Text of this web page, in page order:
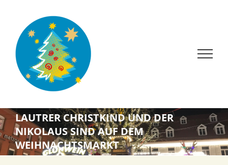
springen
LAUTRER CHRISTKIND UND DER
NIKOLAUS SIND AUF DEM
WEIHNACHTSMARKT